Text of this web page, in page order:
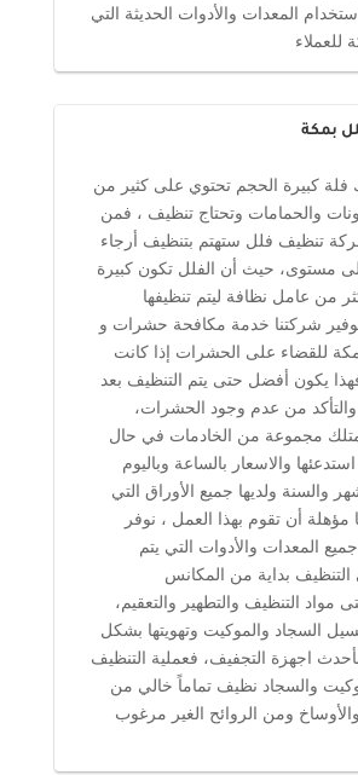
المعدات والأدوات الحديثة التي
للعملاء
بمكة
كبيرة الحجم تحتوي على كثير من
والحمامات وتحتاج تنظيف ، فمن
تنظيف فلل ستهتم بتنظيف أرجاء
مستوى، حيث أن الفلل تكون كبيرة
من عامل نظافة ليتم تنظيفها
توفير شركتنا خدمة مكافحة حشرات و
للقضاء على الحشرات إذا كانت
يكون أفضل حتى يتم التنظيف بعد
من عدم وجود الحشرات،
نمتلك مجموعة من الخادمات في حال
والاسعار بالساعة وباليوم
والسنة ولديها جميع الأوراق التي
أن تقوم بهذا العمل ، نوفر
جميع المعدات والأدوات التي يتم
بداية من المكانس
مواد التنظيف والتطهير والتعقيم،
السجاد والموكيت وتهويتها بشكل
اجهزة التجفيف، فعملية التنظيف
والسجاد نظيف تماماً خالي من
والأوساخ ومن الروائح الغير مرغوب